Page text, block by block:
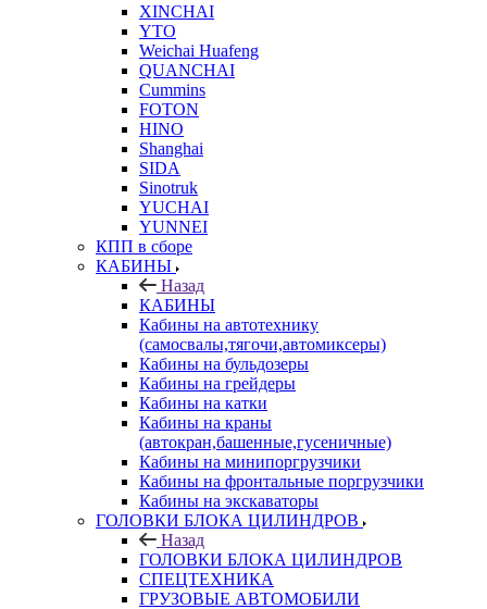
XINCHAI
YTO
Weichai Huafeng
QUANCHAI
Cummins
FOTON
HINO
Shanghai
SIDA
Sinotruk
YUCHAI
YUNNEI
КПП в сборе
КАБИНЫ
Назад
КАБИНЫ
Кабины на автотехнику
(самосвалы,тягочи,автомиксеры)
Кабины на бульдозеры
Кабины на грейдеры
Кабины на катки
Кабины на краны
(автокран,башенные,гусеничные)
Кабины на минипоргрузчики
Кабины на фронтальные поргрузчики
Кабины на экскаваторы
ГОЛОВКИ БЛОКА ЦИЛИНДРОВ
Назад
ГОЛОВКИ БЛОКА ЦИЛИНДРОВ
СПЕЦТЕХНИКА
ГРУЗОВЫЕ АВТОМОБИЛИ